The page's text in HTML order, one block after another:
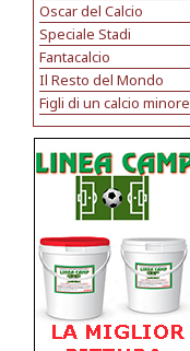
Oscar del Calcio
Speciale Stadi
Fantacalcio
Il Resto del Mondo
Figli di un calcio minore